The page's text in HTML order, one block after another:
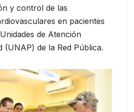
y control de las
en pacientes
de Atención
(UNAP) de la Red Pública.